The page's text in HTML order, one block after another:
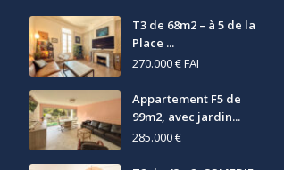
T3 de 68m2 – à 5 de la
Place ...
270.000 €FAI
Appartement F5 de
99m2, avec jardin...
285.000 €